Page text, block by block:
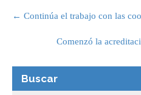
navigation
← Continúa el trabajo con las
Comenzó la
Buscar